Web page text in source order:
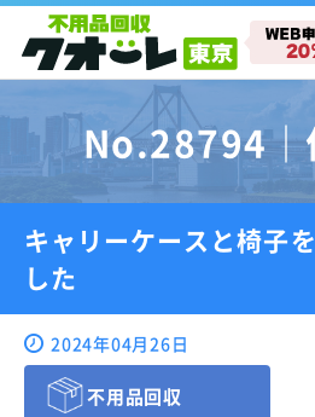
No.28794｜
キャリーケースと椅子
した
2024年04月26日
不用品回収